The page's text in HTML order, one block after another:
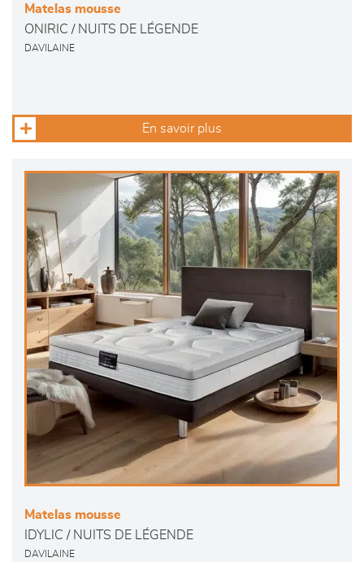
Matelas mousse
ONIRIC / NUITS DE LÉGENDE
DAVILAINE
En savoir plus
Matelas mousse
IDYLIC / NUITS DE LÉGENDE
DAVILAINE